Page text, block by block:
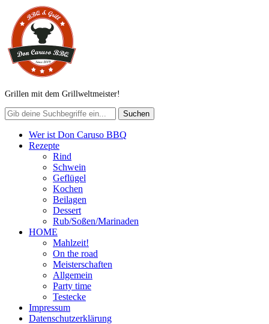
Grillen mit dem Grillweltmeister!
Wer ist Don Caruso BBQ
Rezepte
Rind
Schwein
Geflügel
Kochen
Beilagen
Dessert
Rub/Soßen/Marinaden
HOME
Mahlzeit!
On the road
Meisterschaften
Allgemein
Party time
Testecke
Impressum
Datenschutzerklärung